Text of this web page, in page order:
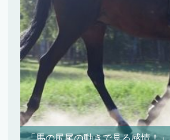
「馬の尻尾の動きで見る感情！」